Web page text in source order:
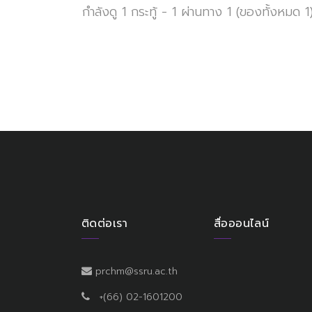
กำลังดู 1 กระทู้ - 1 ผ่านทาง 1 (ของทั้งหมด
ติดต่อเรา
prchm@ssru.ac.th
+(66) 02-1601200
สื่อออนไลน์